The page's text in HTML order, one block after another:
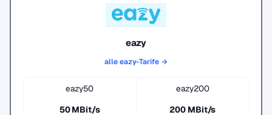
eazy
alle eazy-Tarife →
eazy50
50 MBit/s
eazy200
200 MBit/s